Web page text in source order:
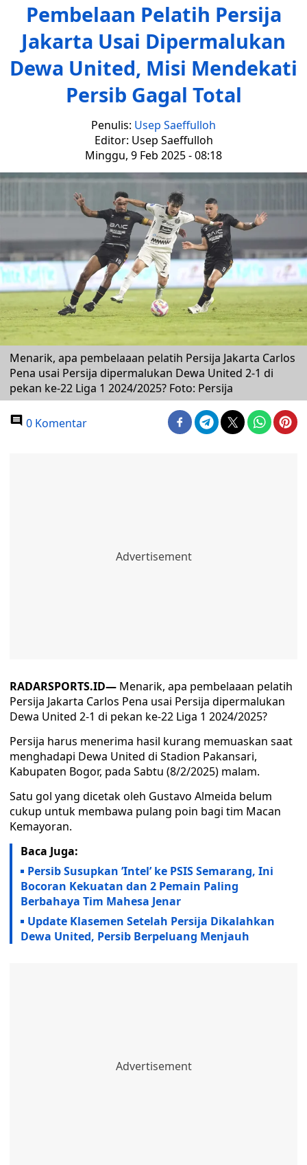
Pembelaan Pelatih Persija
Jakarta Usai Dipermalukan
Dewa United, Misi Mendekati
Persib Gagal Total
Penulis: Usep Saeffulloh
Editor: Usep Saeffulloh
Minggu, 9 Feb 2025 - 08:18
Menarik, apa pembelaaan pelatih Persija Jakarta Carlos
Pena usai Persija dipermalukan Dewa United 2-1 di
pekan ke-22 Liga 1 2024/2025? Foto: Persija
0 Komentar
RADARSPORTS.ID— Menarik, apa pembelaaan pelatih
Persija Jakarta Carlos Pena usai Persija dipermalukan
Dewa United 2-1 di pekan ke-22 Liga 1 2024/2025?
Persija harus menerima hasil kurang memuaskan saat
menghadapi Dewa United di Stadion Pakansari,
Kabupaten Bogor, pada Sabtu (8/2/2025) malam.
Satu gol yang dicetak oleh Gustavo Almeida belum
cukup untuk membawa pulang poin bagi tim Macan
Kemayoran.
Baca Juga:
Persib Susupkan ’Intel’ ke PSIS Semarang, Ini
Bocoran Kekuatan dan 2 Pemain Paling
Berbahaya Tim Mahesa Jenar
Update Klasemen Setelah Persija Dikalahkan
Dewa United, Persib Berpeluang Menjauh